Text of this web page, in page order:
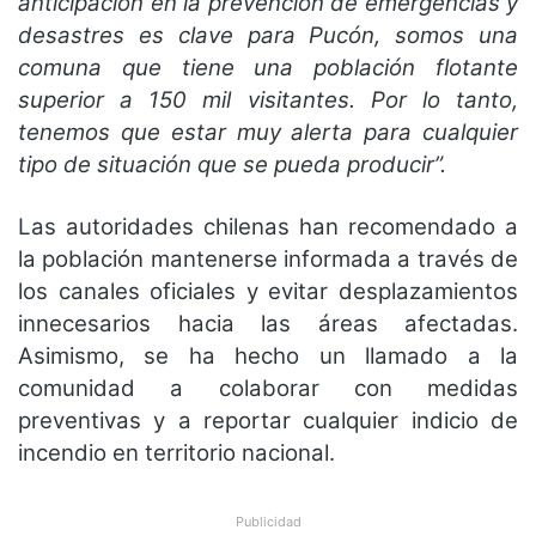
desastres es clave para Pucón, somos una
comuna que tiene una población flotante
superior a 150 mil visitantes. Por lo tanto,
tenemos que estar muy alerta para cualquier
tipo de situación que se pueda producir”.
Las autoridades chilenas han recomendado a
la población mantenerse informada a través de
los canales oficiales y evitar desplazamientos
innecesarios hacia las áreas afectadas.
Asimismo, se ha hecho un llamado a la
comunidad a colaborar con medidas
preventivas y a reportar cualquier indicio de
incendio en territorio nacional.
Publicidad